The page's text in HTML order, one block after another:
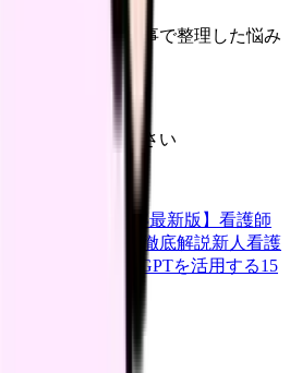
クなど、この記事で整理した悩み
を確認してください
グTOP5【2026年最新版】 看護師
度の最新情報を徹底解説新人看護
】
看護師がChatGPTを活用する15